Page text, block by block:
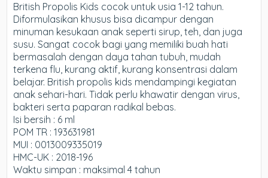
British Propolis Kids cocok untuk usia 1-12 tahun.
Diformulasikan khusus bisa dicampur dengan
minuman kesukaan anak seperti sirup, teh, dan juga
susu. Sangat cocok bagi yang memiliki buah hati
bermasalah dengan daya tahan tubuh, mudah
terkena flu, kurang aktif, kurang konsentrasi dalam
belajar. British propolis kids mendampingi kegiatan
anak sehari-hari. Tidak perlu khawatir dengan virus,
bakteri serta paparan radikal bebas.
Isi bersih : 6 ml
POM TR : 193631981
MUI : 0013009335019
HMC-UK : 2018-196
Waktu simpan : maksimal 4 tahun